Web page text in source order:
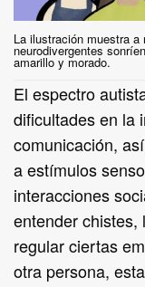
La ilustración muestra
neurodivergentes
amarillo y morado.
El espectro
dificultades en la
comunicación,
a estímulos
interacciones
entender chistes,
regular ciertas
otra persona,